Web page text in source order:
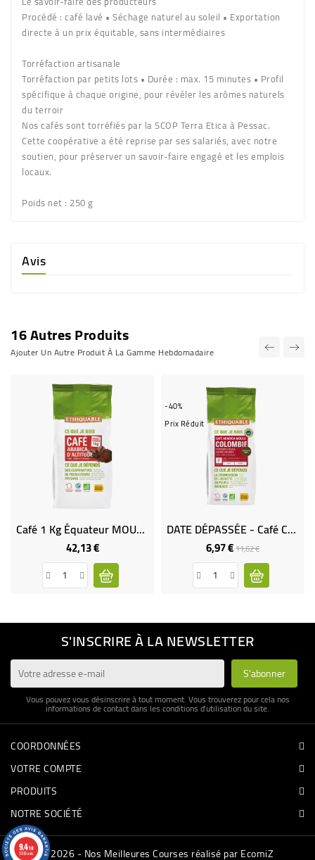
Procédé : café lavé • Séchage naturel au soleil • Exportation
directe à un prix équitable, sans intermédiaires
Torréfaction artisanale
Torréfaction par petits lots • Durée : max. 15 minutes • Profil
spécifique à chaque origine, pour révéler les arômes naturels
du terroir
Nos cafés sont torréfiés par la SCOP Terra Etica à Pessac.
Cette coopérative a été reprise par ses salariés, avec notre
soutien, pour préserver un savoir-faire engagé et les emplois
locaux.
Poids net : 250 g
Avis
16 Autres Produits
Ajouter Un Autre Produit À La Gamme Hebdomadaire
Café 1 Kg Équateur MOULU Bio & Équitable
42,13 €Prix
-40%
Prix Réduit
DATE DÉPASSÉE - Café Colombie MOULU Bio & Équitable - 250 G
6,97 €Prix
de
base
11,62 €Prix
S'INSCRIRE À LA NEWSLETTER
Vous pouvez vous désinscrire à tout moment. Vous trouverez pour cela nos
informations de contact dans les conditions d'utilisation du site.
COORDONNÉES
VOTRE COMPTE
PRODUITS
NOTRE SOCIÉTÉ
© 2026 - Nos Meilleures Courses réalisé par EcomiZ
9.4/10
3336 avis